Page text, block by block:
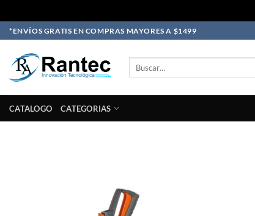
Skip
to
content
*ENVÍOS GRATIS EN COMPRAS MAYORES A $1499
CATALOGO CATEGORIAS